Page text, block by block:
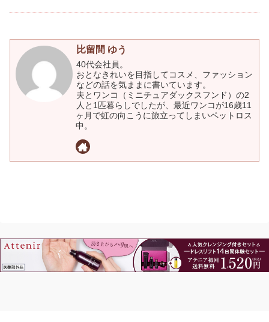
比留間 ゆう
40代会社員。
おとなきれいを目指してコスメ、ファッション
などの話を気ままに書いています。
夫とワンコ（ミニチュアダックスフンド）の2
人と1匹暮らしでしたが、最近ワンコが16歳11
ヶ月で虹の向こうに旅立ってしまいペットロス
中。